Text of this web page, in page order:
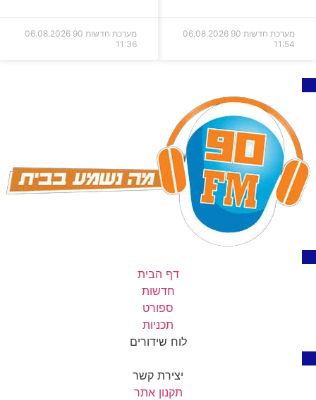
מערכת חדשות 90
06.08.2026
11:54
מערכת חדשות 90
06.08.2026
11:36
דף הבית
חדשות
ספורט
תכניות
לוח שידורים
יצירת קשר
תקנון אתר